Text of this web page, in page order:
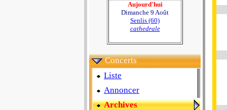
Aujourd'hui
Dimanche 9 Août
Senlis (60)
cathedrale
Concerts
Liste
Annoncer
Archives